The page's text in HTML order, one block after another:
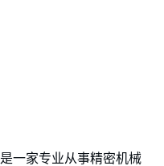
是一家专业从事精密机械